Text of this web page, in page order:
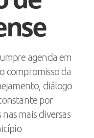
agenda em
compromisso da
diálogo
por
mais diversas